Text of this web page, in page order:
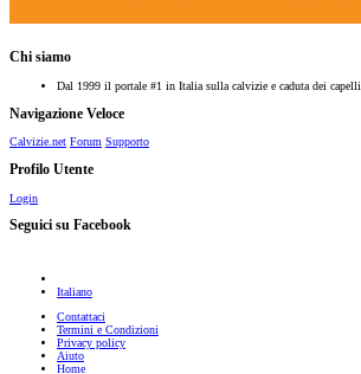
Chi siamo
Dal 1999 il portale #1 in Italia sulla calvizie e caduta dei capelli
Navigazione Veloce
Calvizie.net Forum Supporto
Profilo Utente
Login
Seguici su Facebook
Italiano
Contattaci
Termini e Condizioni
Privacy policy
Aiuto
Home